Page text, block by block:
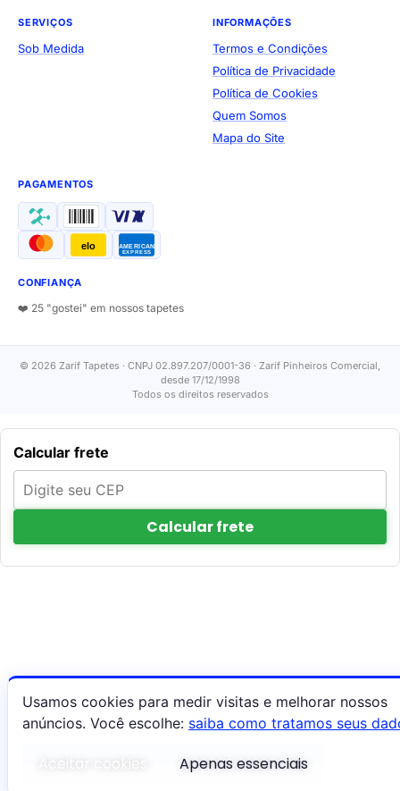
SERVIÇOS
Sob Medida
INFORMAÇÕES
Termos e Condições
Política de Privacidade
Política de Cookies
Quem Somos
Mapa do Site
PAGAMENTOS
elo AMERICAN
EXPRESS
CONFIANÇA
❤️ 25 "gostei" em nossos tapetes
© 2026 Zarif Tapetes · CNPJ 02.897.207/0001-36 · Zarif Pinheiros Comercial,
desde 17/12/1998
Todos os direitos reservados
Calcular frete
Calcular frete
Usamos cookies para medir visitas e melhorar nossos
anúncios. Você escolhe: saiba como tratamos seus
Apenas essenciais